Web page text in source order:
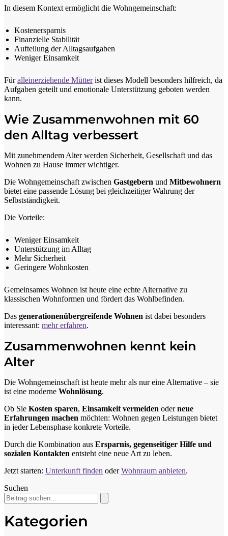
In diesem Kontext ermöglicht die Wohngemeinschaft:
Kostenersparnis
Finanzielle Stabilität
Aufteilung der Alltagsaufgaben
Weniger Einsamkeit
Füralleinerziehende Mütterist dieses Modell besonders hilfreich, da
Aufgaben geteilt und emotionale Unterstützung geboten werden
kann.
Wie Zusammenwohnen mit 60
den Alltag verbessert
Mit zunehmendem Alter werden Sicherheit, Gesellschaft und das
Wohnen zu Hause immer wichtiger.
Die Wohngemeinschaft zwischen Gastgebern und Mitbewohnern
bietet eine passende Lösung bei gleichzeitiger Wahrung der
Selbstständigkeit.
Die Vorteile:
Weniger Einsamkeit
Unterstützung im Alltag
Mehr Sicherheit
Geringere Wohnkosten
Gemeinsames Wohnen ist heute eine echte Alternative zu
klassischen Wohnformen und fördert das Wohlbefinden.
Das generationenübergreifende Wohnen ist dabei besonders
interessant: mehr erfahren.
Zusammenwohnen kennt kein
Alter
Die Wohngemeinschaft ist heute mehr als nur eine Alternative – sie
ist eine moderne Wohnlösung.
Ob Sie Kosten sparen, Einsamkeit vermeiden oderneue
Erfahrungen machen möchten: Wohnen gegen Leistungen bietet
in jeder Lebensphase konkrete Vorteile.
Durch die Kombination aus Ersparnis, gegenseitiger Hilfe und
sozialen Kontakten entsteht eine neue Art zu leben.
Jetzt starten: Unterkunft finden oderWohnraum anbieten.
Suchen
Kategorien